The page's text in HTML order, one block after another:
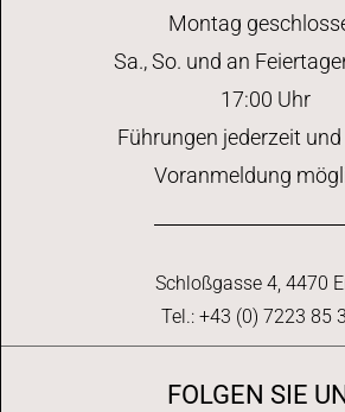
Montag
Sa., So. und an
17:00 Uhr
Führungen jederzeit
Voranmeldung
Schloßgasse 4, 4470
Tel.: +43 (0) 7223 85
FOLGEN SIE